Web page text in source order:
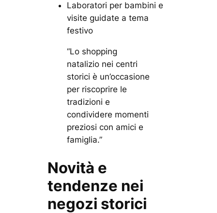
Laboratori per bambini e
visite guidate a tema
festivo
“Lo shopping
natalizio nei centri
storici è un’occasione
per riscoprire le
tradizioni e
condividere momenti
preziosi con amici e
famiglia.”
Novità e
tendenze nei
negozi storici